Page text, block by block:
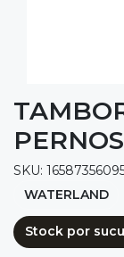
PERNOS
SKU:
WATERLAND
Stock por